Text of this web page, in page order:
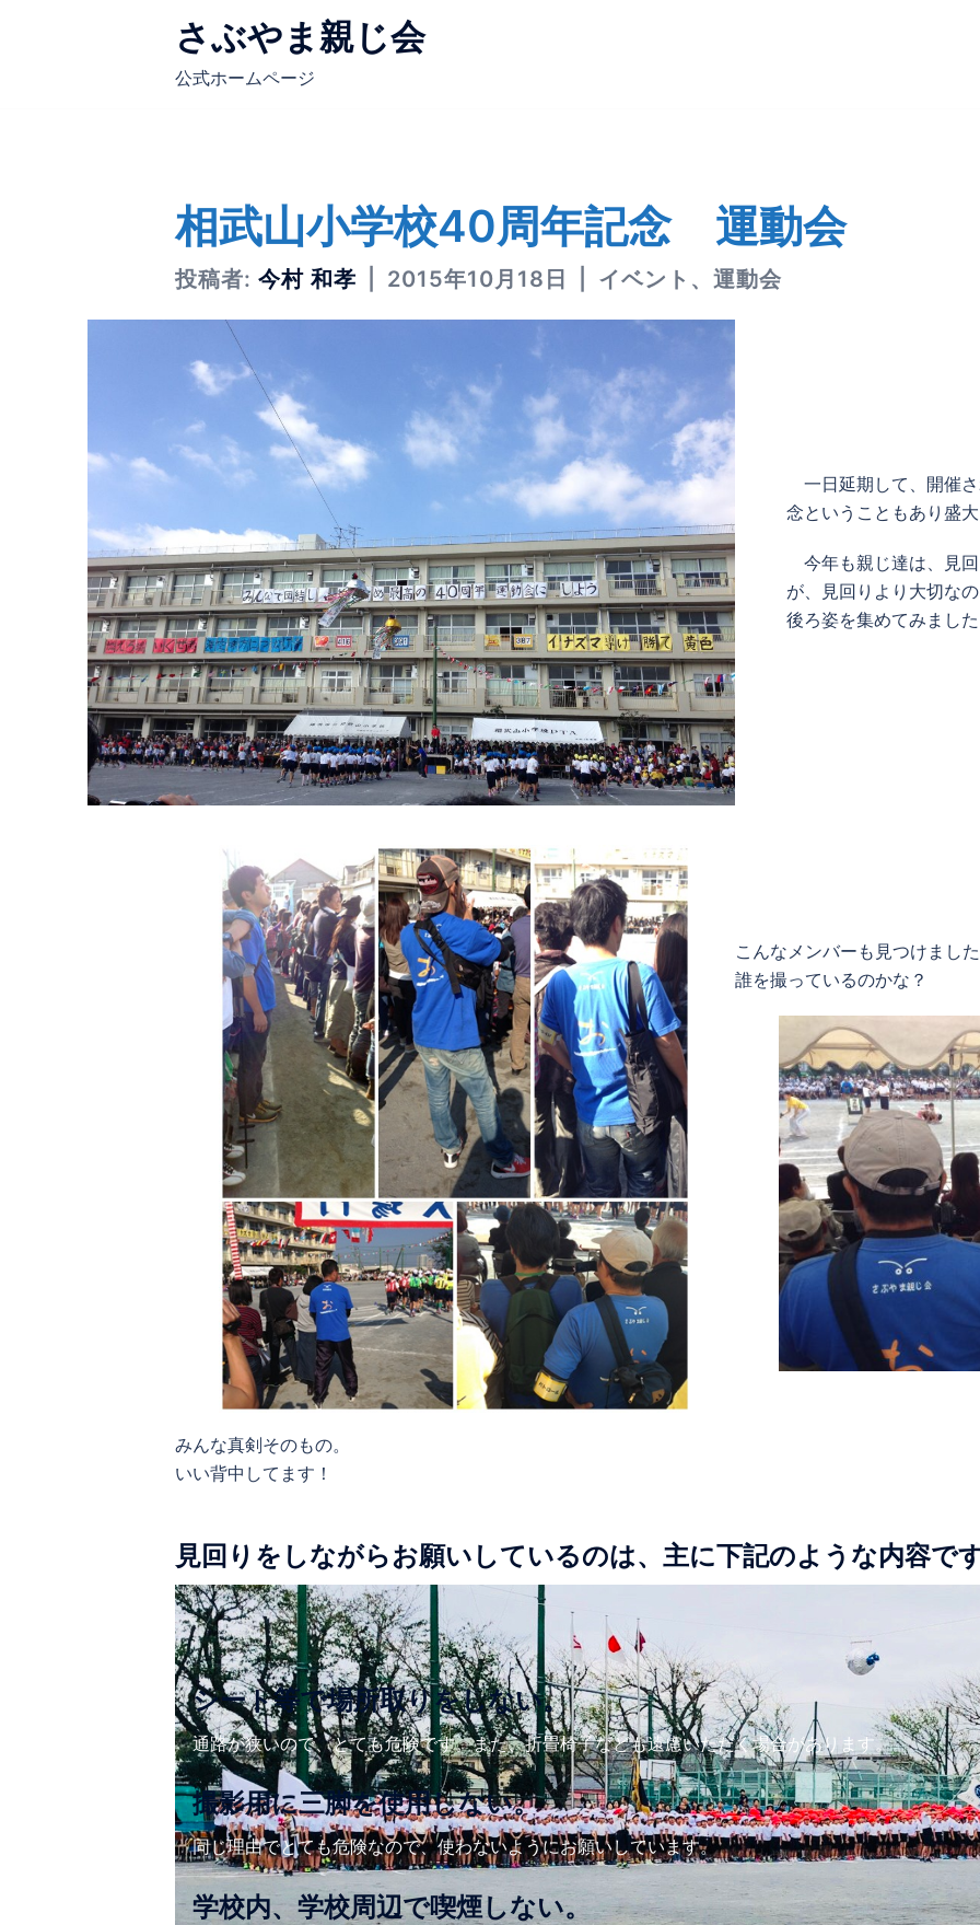
さぶやま親じ会
公式ホームページ
相武山小学校40周年記念 運動会
投稿者: 今村 和孝 2015年10月18日 イベント 、 運動会
一日延期して、開催
念ということもあり盛
今年も親じ達は、見
が、見回りより大切な
後ろ姿を集めてみまし
みんな真剣そのもの。
いい背中してます！
こんなメンバーも見つけまし
誰を撮っているのかな？
見回りをしながらお願いしているのは、主に下記のような内容で
シート等で場所取りをしない。
通路が狭いので、とても危険です。また、折畳椅子なども遠慮いただく場合があります。
撮影用に三脚を使用しない。
同じ理由でとても危険なので、使わないようにお願いしています。
学校内、学校周辺で喫煙しない。